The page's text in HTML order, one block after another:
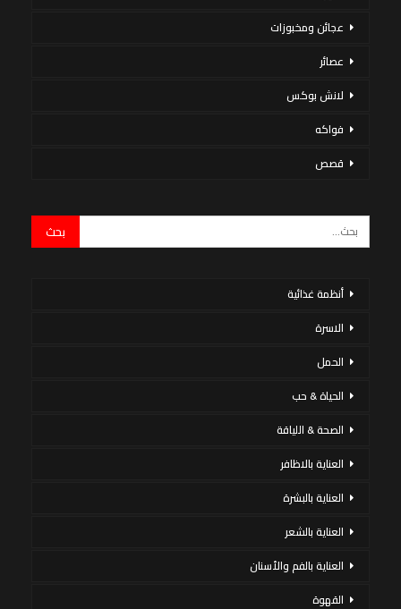
عجائن ومخبوزات
عصائر
لانش بوكس
فواكه
قصص
أنظمة غذائية
الاسرة
الحمل
الحياة & حب
الصحة & اللياقة
العناية بالاظافر
العناية بالبشرة
العناية بالشعر
العناية بالفم والأسنان
القهوة